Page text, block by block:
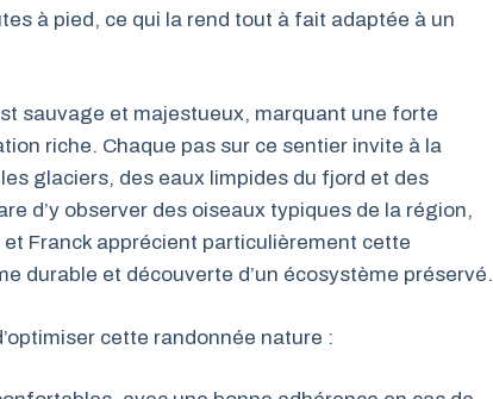
à pied, ce qui la rend tout à fait adaptée à un
sauvage et majestueux, marquant une forte
riche. Chaque pas sur ce sentier invite à la
glaciers, des eaux limpides du fjord et des
d’y observer des oiseaux typiques de la région,
Franck apprécient particulièrement cette
durable et découverte d’un écosystème préservé.
cette randonnée nature :